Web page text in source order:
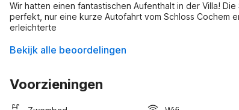
Wir hatten einen fantastischen Aufenthalt in der Villa!
perfekt, nur eine kurze Autofahrt vom Schloss Cochem
erleichterte
Bekijk alle beoordelingen
Voorzieningen